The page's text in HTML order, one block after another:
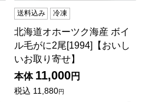
送料込み 冷凍
北海道オホーツク海産 ボイ
ル毛がに2尾[1994]【おいし
いお取り寄せ】
本体 11,000円
税込 11,880円